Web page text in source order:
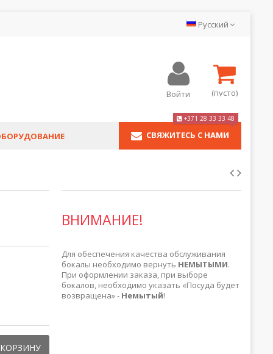
Pyсский
(пусто)
Войти
СВЯЖИТЕСЬ С НАМИ
+371 28 33 33 48
ВНИМАНИЕ!
Для обеспечения качества обслуживания
бокалы необходимо вернуть НЕМЫТЫМИ.
При оформлении заказа, при выборе
бокалов, необходимо указать «Посуда будет
возвращена» - Немытый!